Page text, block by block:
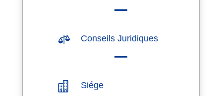
 Conseils Juridiques
 Siége